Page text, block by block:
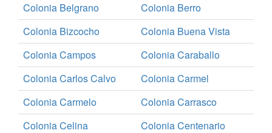
Colonia Belgrano
Colonia Berro
Colonia Bizcocho
Colonia Buena Vista
Colonia Campos
Colonia Caraballo
Colonia Carlos Calvo
Colonia Carmel
Colonia Carmelo
Colonia Carrasco
Colonia Celina
Colonia Centenario